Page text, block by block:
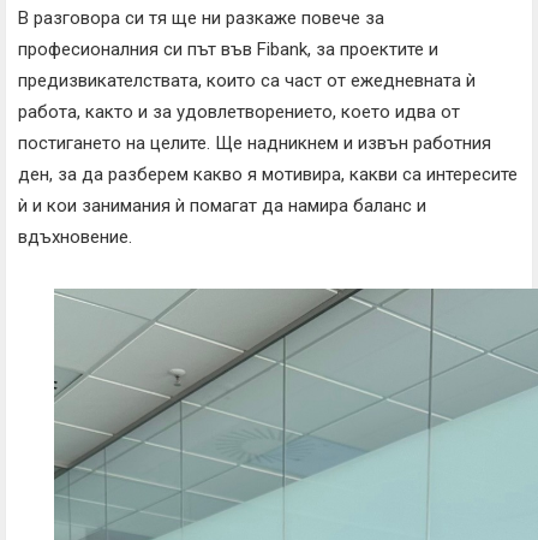
В разговора си тя ще ни разкаже повече за
професионалния си път във Fibank, за проектите и
предизвикателствата, които са част от ежедневната ѝ
работа, както и за удовлетворението, което идва от
постигането на целите. Ще надникнем и извън работния
ден, за да разберем какво я мотивира, какви са интересите
ѝ и кои занимания ѝ помагат да намира баланс и
вдъхновение.